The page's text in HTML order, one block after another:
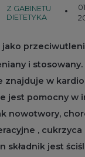
Z GABINETU
DIETETYKA
jako
i stosowany.
znajduje w
jest pomocny w
nowotwory,
,
składnik jest